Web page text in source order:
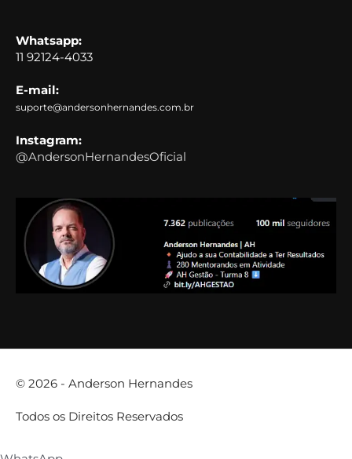
Whatsapp:
11 92124-4033
E-mail:
suporte@andersonhernandes.com.br
Instagram:
@AndersonHernandesOficial
© 2026 - Anderson Hernandes
Todos os Direitos Reservados